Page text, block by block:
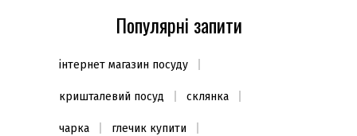
Популярні запити
інтернет магазин посуду
кришталевий посуд склянка
чарка глечик купити